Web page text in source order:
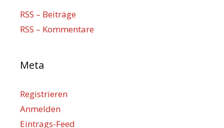
RSS – Beiträge
RSS – Kommentare
Meta
Registrieren
Anmelden
Eintrags-Feed